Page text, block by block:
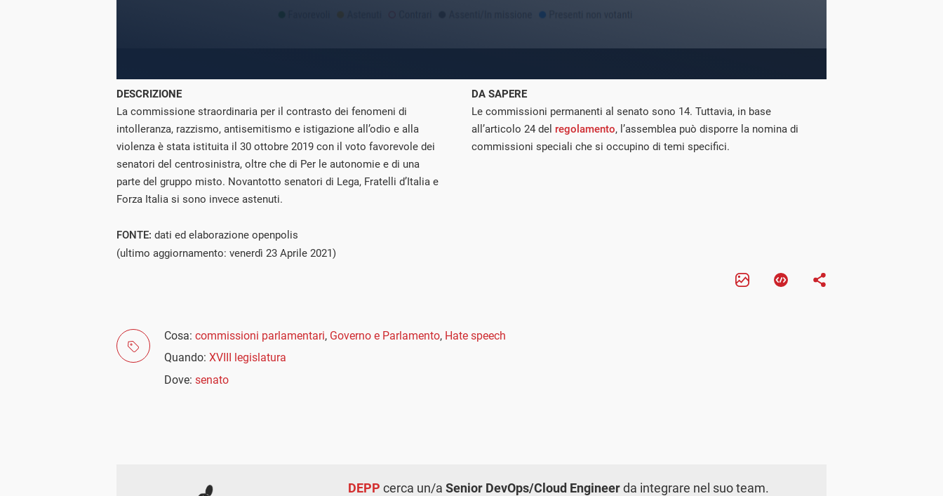
DESCRIZIONE
La commissione straordinaria per il contrasto dei fenomeni di
intolleranza, razzismo, antisemitismo e istigazione all’odio e alla
violenza è stata istituita il 30 ottobre 2019 con il voto favorevole dei
senatori del centrosinistra, oltre che di Per le autonomie e di una
parte del gruppo misto. Novantotto senatori di Lega, Fratelli d’Italia e
Forza Italia si sono invece astenuti.
DA SAPERE
Le commissioni permanenti al senato sono 14. Tuttavia, in base
all’articolo 24 del regolamento, l’assemblea può disporre la nomina di
commissioni speciali che si occupino di temi specifici.
FONTE: dati ed elaborazione openpolis
(ultimo aggiornamento: venerdì 23 Aprile 2021)
Cosa: commissioni parlamentari, Governo e Parlamento, Hate speech
Quando: XVIII legislatura
Dove: senato
DEPP cerca un/aSenior DevOps/Cloud Engineerda integrare nel suo team.